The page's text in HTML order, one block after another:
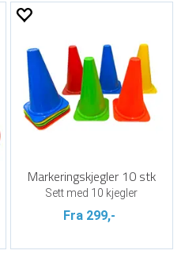
Markeringskjegler 10 stk
Sett med 10 kjegler
Fra 299,-